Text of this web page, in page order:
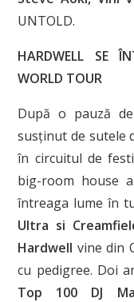
UNTOLD.
HARDWELL SE
WORLD TOUR
După o pauză
susținut de sutele
în circuitul de
big-room house
întreaga lume în
Ultra si
Hardwell vine din
cu pedigree. Doi
Top 100 DJ